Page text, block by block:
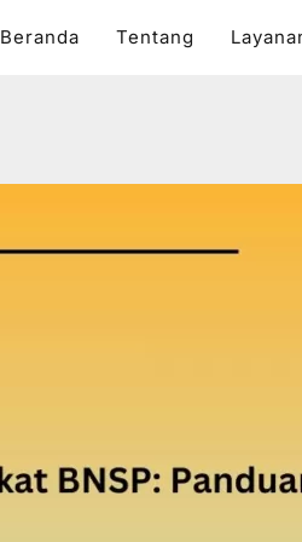
Beranda Tentang